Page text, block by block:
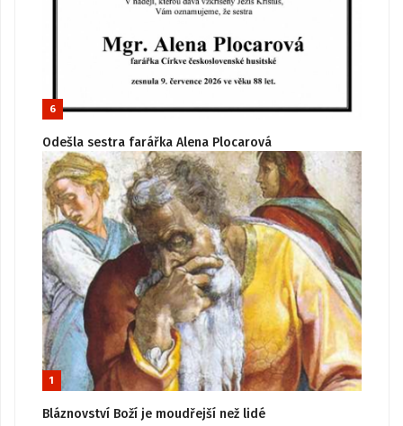
6
Odešla sestra farářka Alena Plocarová
1
Bláznovství Boží je moudřejší než lidé